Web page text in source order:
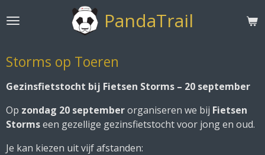
direct
de
hoofdinhoud
PandaTrail
Storms op Toeren
Gezinsfietstocht bij Fietsen Storms – 20 september
Op zondag 20 septemberorganiseren we bij Fietsen
Stormseen gezellige gezinsfietstocht voor jong en oud.
Je kan kiezen uit vijf afstanden: